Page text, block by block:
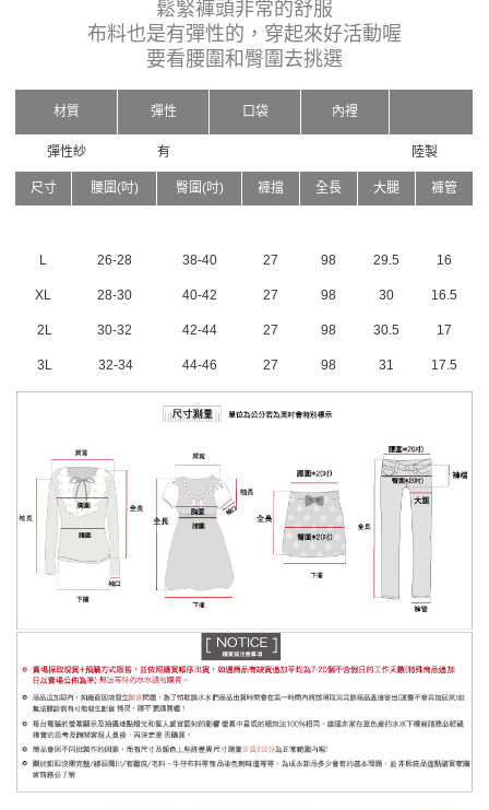
鬆緊褲頭非常的舒服
布料也是有彈性的，穿起來好活動喔
要看腰圍和臀圍去挑選
材質 彈性 口袋 內裡
彈性紗 有 陸製
尺寸 腰圍(吋) 臀圍(吋) 褲擋 全長 大腿 褲管
L 26-28 38-40 27 98 29.5 16
XL 28-30 40-42 27 98 30 16.5
2L 30-32 42-44 27 98 30.5 17
3L 32-34 44-46 27 98 31 17.5